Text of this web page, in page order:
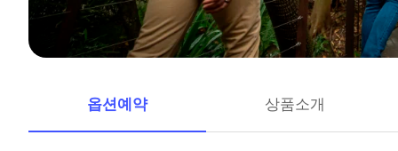
옵션예약 상품소개